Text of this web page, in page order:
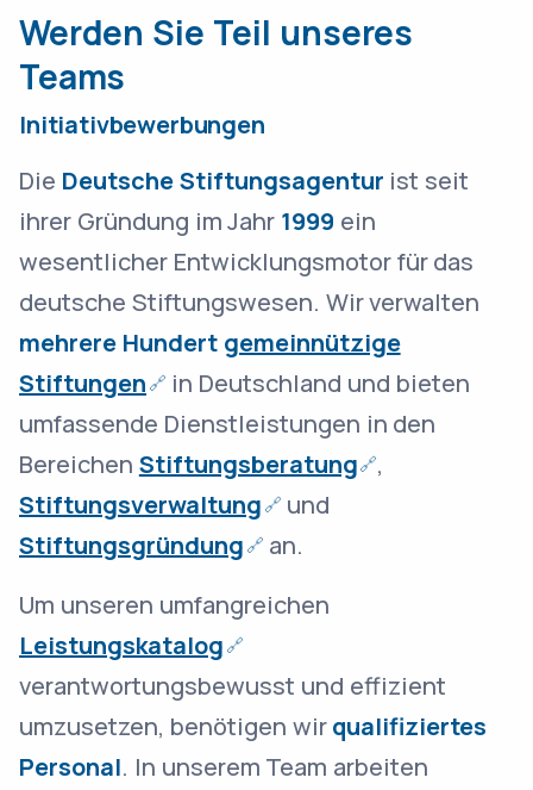
Werden Sie Teil unseres
Teams
Initiativbewerbungen
Die Deutsche Stiftungsagentur ist seit
ihrer Gründung im Jahr 1999 ein
wesentlicher Entwicklungsmotor für das
deutsche Stiftungswesen. Wir verwalten
mehrere Hundert gemeinnützige
Stiftungen
in Deutschland und bieten
umfassende Dienstleistungen in den
Bereichen Stiftungsberatung
,
Stiftungsverwaltung
und
Stiftungsgründung
an.
Um unseren umfangreichen
Leistungskatalog
verantwortungsbewusst und effizient
umzusetzen, benötigen wirqualifiziertes
Personal. In unserem Team arbeiten